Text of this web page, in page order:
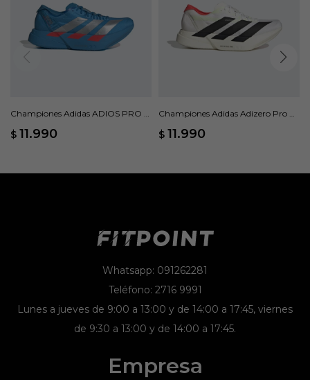
Championes Adidas ADIOS PRO 4
$ 11.990
Championes Adidas Adizero Pro 4
$ 11.990
Whatsapp: 091262281
Teléfono: 2716 9991
Lunes a jueves de 9:00 a 13:00 y de 14:00 a 17:45, viernes
de 9:30 a 13:00 y de 14:00 a 17:45.
Empresa